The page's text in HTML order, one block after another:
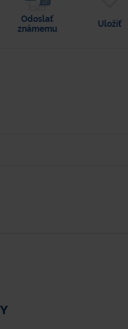
Odoslať
známemu
Uložiť